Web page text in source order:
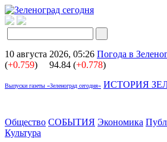
10 августа 2026, 05:26 Погода в
(+0.759) 94.84 (+0.778)
Выпуски газеты «Зеленоград сегодня» ИСТОРИЯ
Общество СОБЫТИЯ Экономика
Культура